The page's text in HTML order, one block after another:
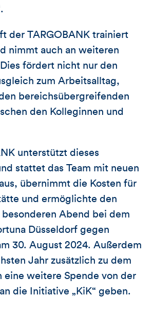
der TARGOBANK trainiert
nimmt auch an weiteren
fördert nicht nur den
zum Arbeitsalltag,
bereichsübergreifenden
den Kolleginnen und
unterstützt dieses
stattet das Team mit neuen
übernimmt die Kosten für
und ermöglichte den
besonderen Abend bei dem
Düsseldorf gegen
30. August 2024. Außerdem
Jahr zusätzlich zu dem
eine weitere Spende von der
die Initiative „KiK“ geben.